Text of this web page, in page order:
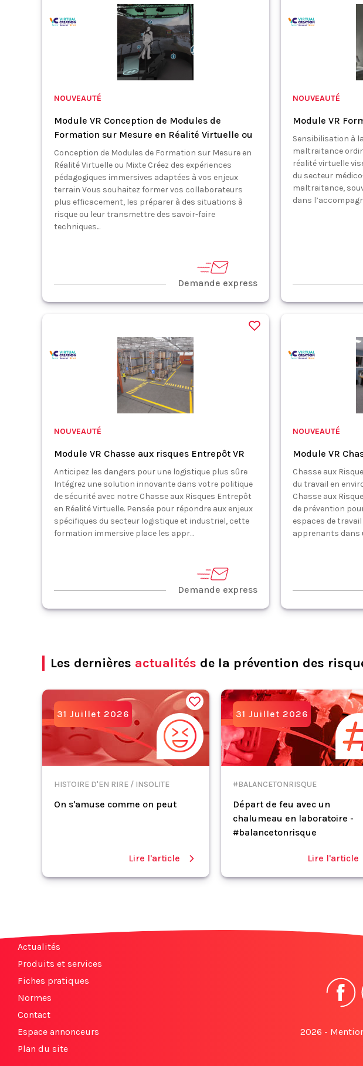
NOUVEAUTÉ
Module VR Conception de Modules de
Formation sur Mesure en Réalité Virtuelle ou
Conception de Modules de Formation sur Mesure en
Réalité Virtuelle ou Mixte Créez des expériences
pédagogiques immersives adaptées à vos enjeux
terrain Vous souhaitez former vos collaborateurs
plus efficacement, les préparer à des situations à
risque ou leur transmettre des savoir-faire
techniques...
Demande express
NOUVEAUTÉ
Module VR
Sensibilisation à
maltraitance
réalité virtuelle
du secteur
maltraitance,
dans
NOUVEAUTÉ
Module VR Chasse aux risques Entrepôt VR
Anticipez les dangers pour une logistique plus sûre
Intégrez une solution innovante dans votre politique
de sécurité avec notre Chasse aux Risques Entrepôt
en Réalité Virtuelle. Pensée pour répondre aux enjeux
spécifiques du secteur logistique et industriel, cette
formation immersive place les appr...
Demande express
NOUVEAUTÉ
Module VR
Chasse aux
du travail en
Chasse aux
de prévention
espaces de
apprenants dans
Les dernières actualités de la prévention des
31 Juillet 2026
HISTOIRE D'EN RIRE / INSOLITE
On s'amuse comme on peut
Lire l'article
31 Juillet 2026
#BALANCETONRISQUE
Départ de feu avec un
chalumeau en laboratoire -
#balancetonrisque
Lire l'article
Actualités
Produits et services
Fiches pratiques
Normes
Contact
Espace annonceurs
Plan du site
2026 -